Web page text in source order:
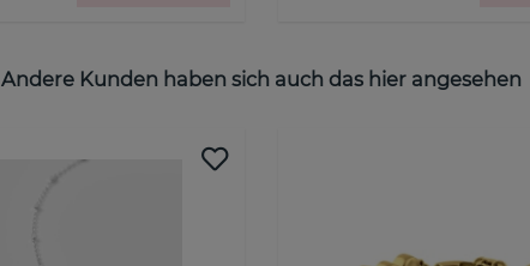
Andere Kunden haben sich auch das hier angesehen